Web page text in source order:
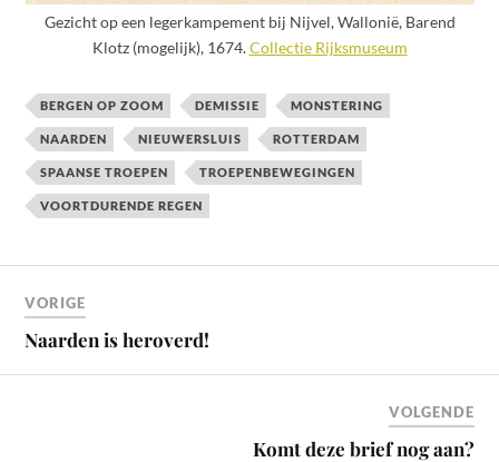
Gezicht op een legerkampement bij Nijvel, Wallonië, Barend
Klotz (mogelijk), 1674.Collectie Rijksmuseum
BERGEN OP ZOOM DEMISSIE MONSTERING
NAARDEN NIEUWERSLUIS ROTTERDAM
SPAANSE TROEPEN TROEPENBEWEGINGEN
VOORTDURENDE REGEN
VORIGE
Naarden is heroverd!
VOLGENDE
Komt deze brief nog aan?